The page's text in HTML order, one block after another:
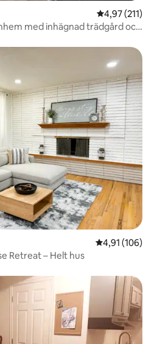
4,97 av 5 i
4,97 (211)
med inhägnad trädgård och
4,91 av 5 i
4,91 (106)
Retreat – Helt hus